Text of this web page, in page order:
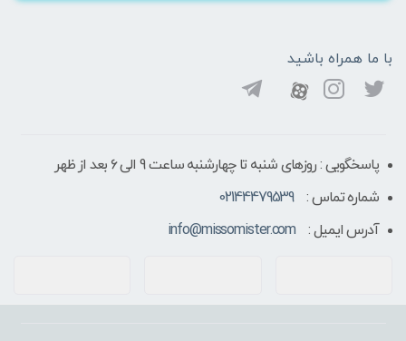
با ما همراه باشید
پاسخگویی : روزهای شنبه تا چهارشنبه ساعت 9 الی ۶ بعد از ظهر
شماره تماس :
02144479539
آدرس ایمیل :
info@missomister.com